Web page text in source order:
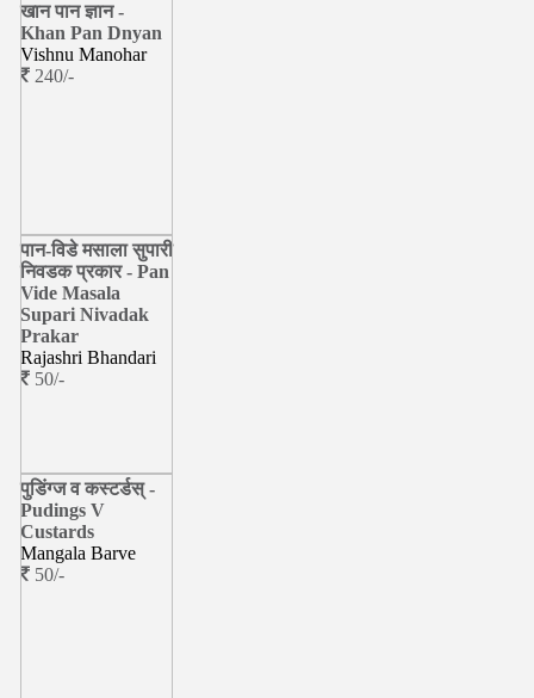
खान पान ज्ञान -
Khan Pan Dnyan
Vishnu Manohar
240/-
पान-विडे मसाला सुपारी
निवडक प्रकार - Pan
Vide Masala
Supari Nivadak
Prakar
Rajashri Bhandari
50/-
पुडिंग्ज व कस्टर्डस् -
Pudings V
Custards
Mangala Barve
50/-